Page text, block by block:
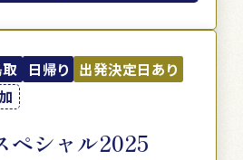
日帰り 出発決定日あり
ペシャル2025